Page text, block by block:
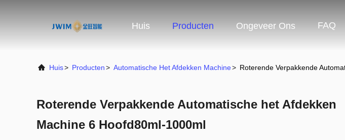
Huis Producten Ongeveer Ons FAQ
Huis> Producten> Automatische Het Afdekken Machine> Roterende Verpakkende
Roterende Verpakkende Automatische het Afdekken
Machine 6 Hoofd80ml-1000ml